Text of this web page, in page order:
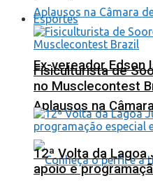
Ex-vereador
Aplausos na
Esportes
Fisiculturista de
no Musclecontest
12ª Volta da
apoio e